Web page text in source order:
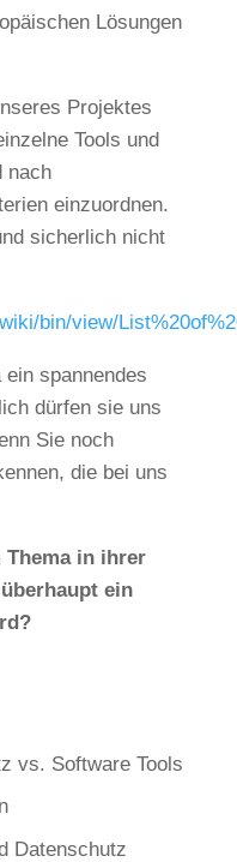
Lösungen
Projektes
Tools und
nach
einzuordnen.
sicherlich nicht
bin/view/
spannendes
dürfen sie uns
Sie noch
die bei uns
Thema in ihrer
ein
vs. Software Tools
Datenschutz